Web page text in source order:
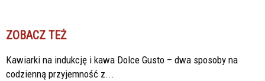
ZOBACZ TEŻ
Kawiarki na indukcję i kawa Dolce Gusto – dwa sposoby na
codzienną przyjemność z...